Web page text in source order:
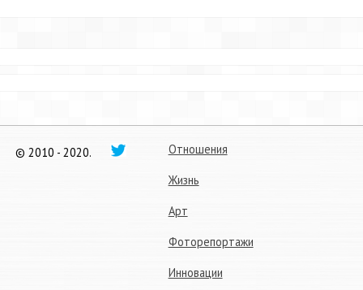
© 2010 - 2020.
Отношения
Жизнь
Арт
Фоторепортажи
Инновации